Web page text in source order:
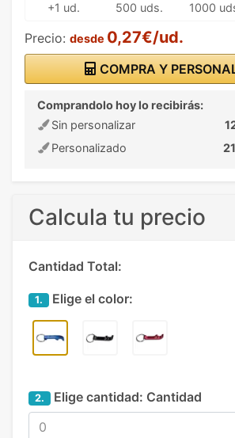
+1 ud. 500 uds. 1000
Precio: desde 0,27€/ud.
COMPRA Y
Comprandolo hoy lo recibirás:
Sin personalizar
Personalizado
Calcula tu precio
Cantidad Total:
1. Elige el color:
2. Elige cantidad: Cantidad